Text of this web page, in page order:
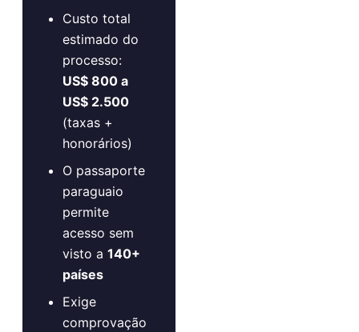
Custo total
estimado do
processo:
US$ 800 a
US$ 2.500
(taxas +
honorários)
O passaporte
paraguaio
permite
acesso sem
visto a 140+
países
Exige
comprovação